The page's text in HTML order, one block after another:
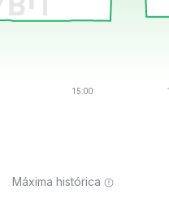
Máxima histórica